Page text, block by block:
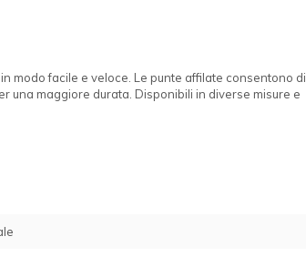
modo facile e veloce. Le punte affilate consentono di
una maggiore durata. Disponibili in diverse misure e